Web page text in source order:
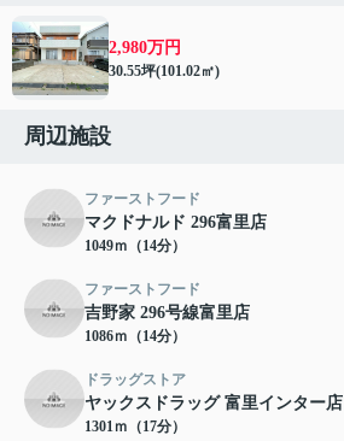
2,980万円
30.55坪(101.02㎡)
周辺施設
ファーストフード
マクドナルド 296富里店
1049ｍ（14分）
ファーストフード
吉野家 296号線富里店
1086ｍ（14分）
ドラッグストア
ヤックスドラッグ 富里インター店
1301ｍ（17分）